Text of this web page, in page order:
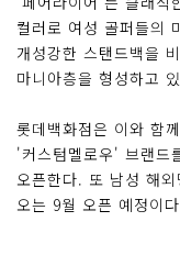
컬러로 여성 골퍼들의
개성강한 스탠드백을
마니아층을 형성하고
롯데백화점은 이와 함
'커스텀멜로우' 브랜드
오픈한다. 또 남성 해
오는 9월 오픈 예정이